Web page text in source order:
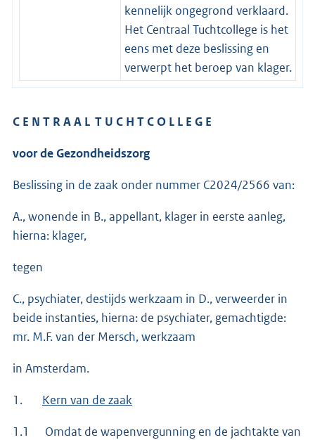
kennelijk ongegrond verklaard.
Het Centraal Tuchtcollege is het
eens met deze beslissing en
verwerpt het beroep van klager.
C E N T R A A L T U C H T C O L L E G E
voor de Gezondheidszorg
Beslissing in de zaak onder nummer C2024/2566 van:
A., wonende in B., appellant, klager in eerste aanleg,
hierna: klager,
tegen
C., psychiater, destijds werkzaam in D., verweerder in
beide instanties, hierna: de psychiater, gemachtigde:
mr. M.F. van der Mersch, werkzaam
in Amsterdam.
1. Kern van de zaak
1.1 Omdat de wapenvergunning en de jachtakte van